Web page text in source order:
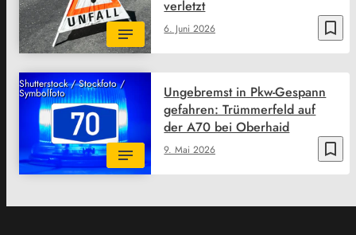
bookmark_border
6. Juni 2026
verletzt
Shutterstock / Stockfoto /
Symbolfoto
bookmark_border
9. Mai 2026
Ungebremst in Pkw-Gespann
gefahren: Trümmerfeld auf
der A70 bei Oberhaid